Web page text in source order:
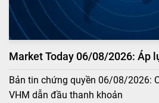
Market Today 06/08/2026: Áp
Bản tin chứng quyền 06/08/2026:
VHM dẫn đầu thanh khoản